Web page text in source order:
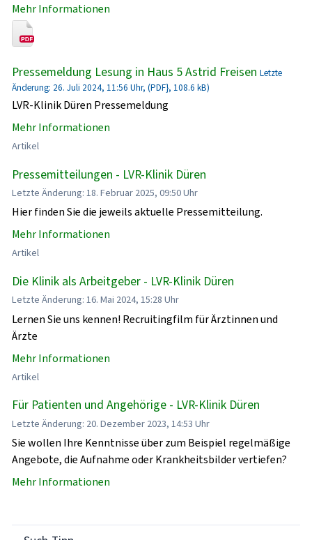
Mehr Informationen
Pressemeldung Lesung in Haus 5 Astrid Freisen Letzte
Änderung: 26. Juli 2024, 11:56 Uhr, (PDF}, 108.6 kB)
LVR-Klinik Düren Pressemeldung
Mehr Informationen
Artikel
Pressemitteilungen - LVR-Klinik Düren
Letzte Änderung: 18. Februar 2025, 09:50 Uhr
Hier finden Sie die jeweils aktuelle Pressemitteilung.
Mehr Informationen
Artikel
Die Klinik als Arbeitgeber - LVR-Klinik Düren
Letzte Änderung: 16. Mai 2024, 15:28 Uhr
Lernen Sie uns kennen! Recruitingfilm für Ärztinnen und
Ärzte
Mehr Informationen
Artikel
Für Patienten und Angehörige - LVR-Klinik Düren
Letzte Änderung: 20. Dezember 2023, 14:53 Uhr
Sie wollen Ihre Kenntnisse über zum Beispiel regelmäßige
Angebote, die Aufnahme oder Krankheitsbilder vertiefen?
Mehr Informationen